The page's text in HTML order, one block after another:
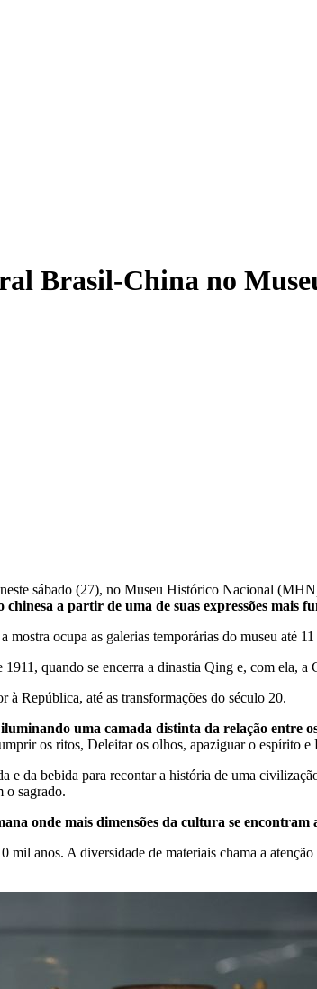
Brasil-China no
sábado (27), no Museu Histórico Nacional
a partir de uma de suas expressões mais
ocupa as galerias temporárias do museu até
quando se encerra a dinastia Qing e, com ela, a
à República, até as transformações do século 20.
uma camada distinta da relação entre
os ritos, Deleitar os olhos, apaziguar o espírito
e da bebida para recontar a história de uma
o sagrado.
onde mais dimensões da cultura se encontram
anos. A diversidade de materiais chama a